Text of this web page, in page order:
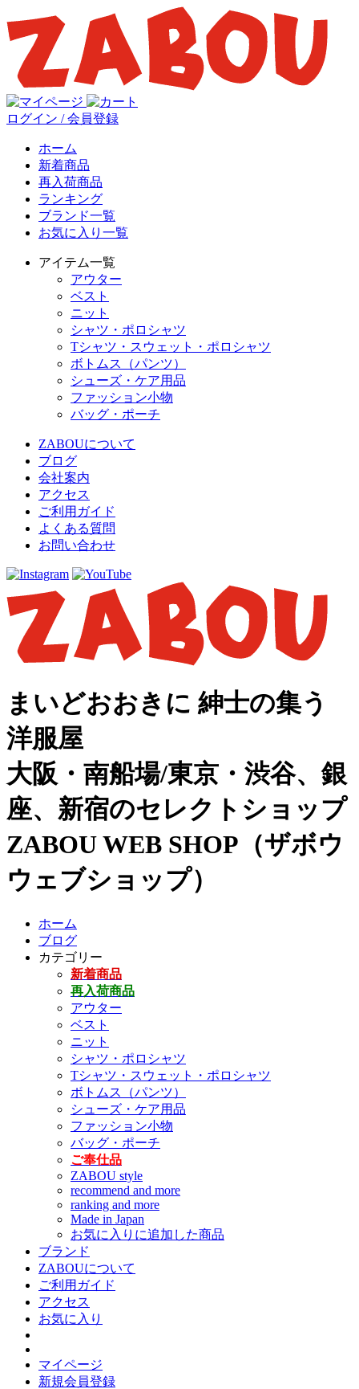
ログイン / 会員登録
ホーム
新着商品
再入荷商品
ランキング
ブランド一覧
お気に入り一覧
アイテム一覧
アウター
ベスト
ニット
シャツ・ポロシャツ
Tシャツ・スウェット・ポロシャツ
ボトムス（パンツ）
シューズ・ケア用品
ファッション小物
バッグ・ポーチ
ZABOUについて
ブログ
会社案内
アクセス
ご利用ガイド
よくある質問
お問い合わせ
まいどおおきに 紳士の集う
洋服屋
大阪・南船場/東京・渋谷、銀
座、新宿のセレクトショップ
ZABOU WEB SHOP（ザボウ
ウェブショップ）
ホーム
ブログ
カテゴリー
新着商品
再入荷商品
アウター
ベスト
ニット
シャツ・ポロシャツ
Tシャツ・スウェット・ポロシャツ
ボトムス（パンツ）
シューズ・ケア用品
ファッション小物
バッグ・ポーチ
ご奉仕品
ZABOU style
recommend and more
ranking and more
Made in Japan
お気に入りに追加した商品
ブランド
ZABOUについて
ご利用ガイド
アクセス
お気に入り
マイページ
新規会員登録